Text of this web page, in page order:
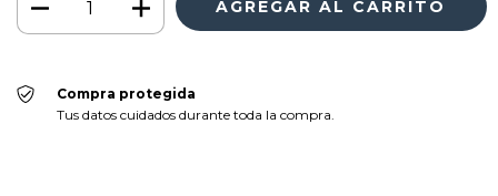
Compra protegida
Tus datos cuidados durante toda la compra.